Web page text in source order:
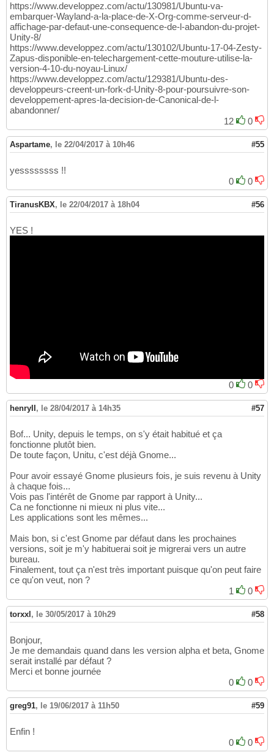
https://www.developpez.com/actu/130981/Ubuntu-va-
embarquer-Wayland-a-la-place-de-X-Org-comme-serveur-d-
affichage-par-defaut-une-consequence-de-l-abandon-du-projet-
Unity-8/
https://www.developpez.com/actu/130102/Ubuntu-17-04-Zesty-
Zapus-disponible-en-telechargement-cette-mouture-utilise-la-
version-4-10-du-noyau-Linux/
https://www.developpez.com/actu/129381/Ubuntu-des-
developpeurs-creent-un-fork-d-Unity-8-pour-poursuivre-son-
developpement-apres-la-decision-de-Canonical-de-l-
abandonner/
12
0
Aspartame, le 22/04/2017 à 10h46 #55
yessssssss !!
0
0
TiranusKBX, le 22/04/2017 à 18h04 #56
YES !
0 0
henryII , le 28/04/2017 à 14h35 #57
Bof... Unity, depuis le temps, on s'y était habitué et ça
fonctionne plutôt bien.
De toute façon, Unitu, c'est déjà Gnome...
Pour avoir essayé Gnome plusieurs fois, je suis revenu à Unity
à chaque fois...
Vois pas l'intérêt de Gnome par rapport à Unity...
Ca ne fonctionne ni mieux ni plus vite...
Les applications sont les mêmes...
Mais bon, si c'est Gnome par défaut dans les prochaines
versions, soit je m'y habituerai soit je migrerai vers un autre
bureau.
Finalement, tout ça n'est très important puisque qu'on peut faire
ce qu'on veut, non ?
1
0
torxxl , le 30/05/2017 à 10h29 #58
Bonjour,
Je me demandais quand dans les version alpha et beta, Gnome
serait installé par défaut ?
Merci et bonne journée
0
0
greg91, le 19/06/2017 à 11h50 #59
Enfin !
0
0